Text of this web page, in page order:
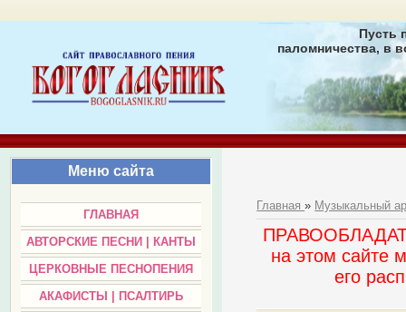
Пусть
паломничества, в
Меню сайта
ГЛАВНАЯ
АВТОРСКИЕ ПЕСНИ | КАНТЫ
ЦЕРКОВНЫЕ ПЕСНОПЕНИЯ
АКАФИСТЫ | ПСАЛТИРЬ
Главная» Музыкальный
на этом сайте
его